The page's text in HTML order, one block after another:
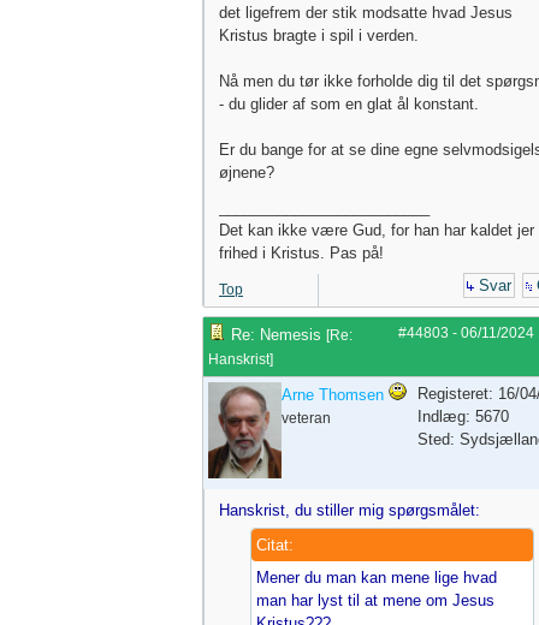
det ligefrem der stik modsatte hvad Jesus
Kristus bragte i spil i verden.
Nå men du tør ikke forholde dig til det
- du glider af som en glat ål konstant.
Er du bange for at se dine egne
øjnene?
Det kan ikke være Gud, for han har kaldet jer
frihed i Kristus. Pas på!
Top Svar
#44803 - 06/11/2024
Re: Nemesis [Re:
Hanskrist]
Arne Thomsen
veteran
Registeret: 16/
Indlæg: 5670
Sted:
Hanskrist, du stiller mig spørgsmålet:
Citat:
Mener du man kan mene lige hvad
man har lyst til at mene om Jesus